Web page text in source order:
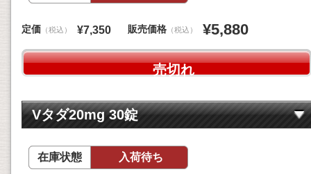
定価 （税込） ¥7,350 販売価格 （税込） ¥5,880
売切れ
Vタダ20mg 30錠
在庫状態 入荷待ち